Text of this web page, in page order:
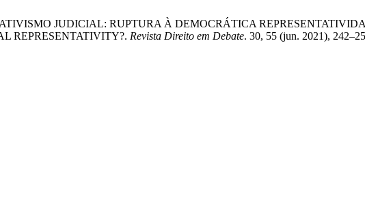
ATIVISMO JUDICIAL: RUPTURA À DEMOCRÁTICA
REPRESENTATIVITY?. Revista Direito em Debate. 30, 55 (jun. 2021),